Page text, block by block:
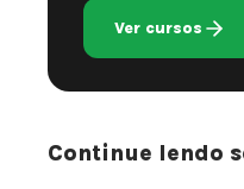
Ver cursos
Continue lendo